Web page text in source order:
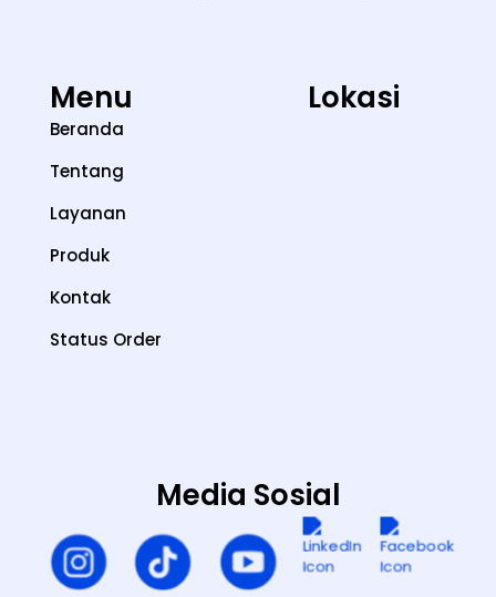
Menu
Beranda
Tentang
Layanan
Produk
Kontak
Status Order
Lokasi
Media Sosial